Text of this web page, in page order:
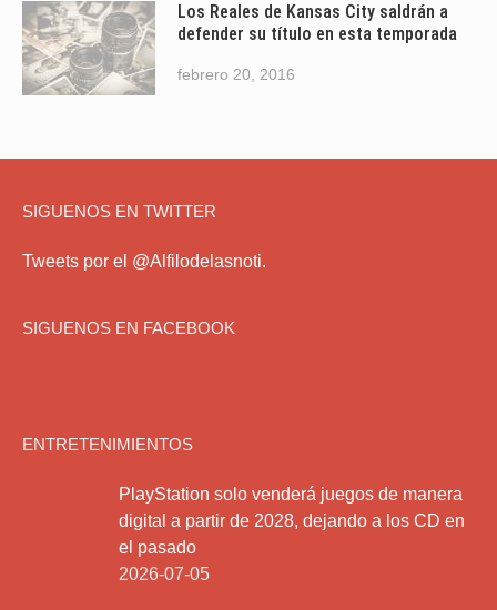
Los Reales de Kansas City saldrán a
defender su título en esta temporada
febrero 20, 2016
SIGUENOS EN TWITTER
Tweets por el @Alfilodelasnoti.
SIGUENOS EN FACEBOOK
ENTRETENIMIENTOS
PlayStation solo venderá juegos de manera
digital a partir de 2028, dejando a los CD en
el pasado
2026-07-05